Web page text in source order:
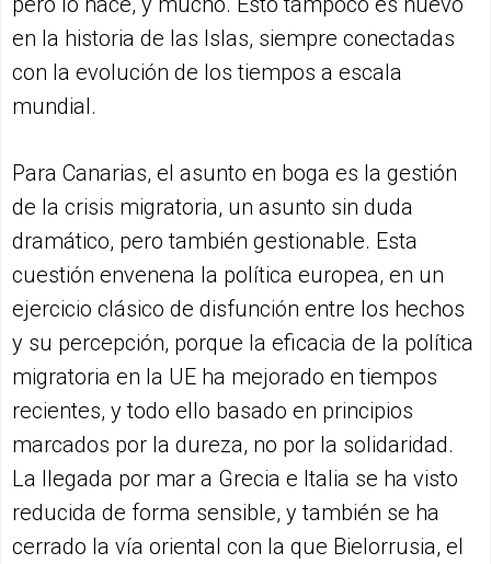
en la historia de las Islas, siempre conectadas
con la evolución de los tiempos a escala
mundial.
Para Canarias, el asunto en boga es la gestión
de la crisis migratoria, un asunto sin duda
dramático, pero también gestionable. Esta
cuestión envenena la política europea, en un
ejercicio clásico de disfunción entre los hechos
y su percepción, porque la eficacia de la política
migratoria en la UE ha mejorado en tiempos
recientes, y todo ello basado en principios
marcados por la dureza, no por la solidaridad.
La llegada por mar a Grecia e Italia se ha visto
reducida de forma sensible, y también se ha
cerrado la vía oriental con la que Bielorrusia, el